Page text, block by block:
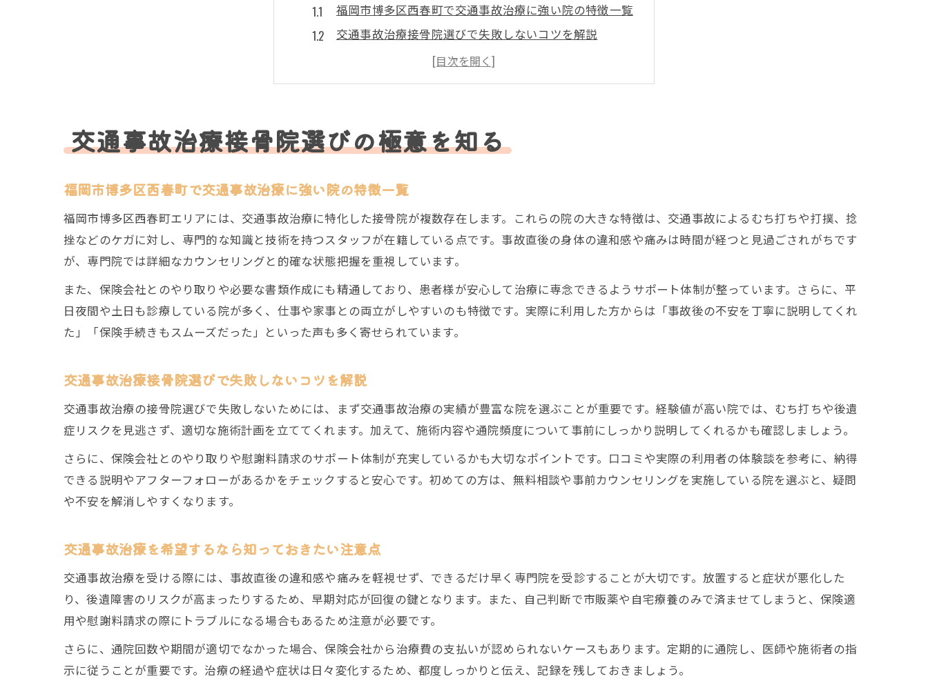
福岡市博多区西春町で交通事故治療に強い院の特徴一覧
交通事故治療接骨院選びで失敗しないコツを解説
交通事故治療を希望するなら知っておきたい注意点
信頼できる交通事故治療の見極め方とは
後遺障害リスクを減らす通院の流れ
交通事故治療で後遺障害を防ぐ通院手順まとめ
通院頻度と後遺障害リスクの関係性を解説
福岡市博多区西春町での理想的な通院スケジュール
交通事故治療の通院管理で損しない方法
交通事故治療費の目安と費用比較早見表
自賠責保険を活用した交通事故治療費節約術
福岡市博多区西春町で治療費を抑えるコツ
むち打ち症対応に強い治療とは何か
むち打ち症なら交通事故治療専門院が安心な理由
むち打ち症改善のための交通事故治療ポイント
交通事故治療で整形外科と接骨院を併用する流れ
整形外科と交通事故治療院の役割の違いとは
医師の許可を得る交通事故治療のポイント
交通事故治療接骨院選びの極意を知る
福岡市博多区西春町で交通事故治療に強い院の特徴一覧
福岡市博多区西春町エリアには、交通事故治療に特化した接骨院が複数存在します。これらの院の大きな特徴は、交通事故によるむち打ちや打撲、捻
挫などのケガに対し、専門的な知識と技術を持つスタッフが在籍している点です。事故直後の身体の違和感や痛みは時間が経つと見過ごされがちです
が、専門院では詳細なカウンセリングと的確な状態把握を重視しています。
また、保険会社とのやり取りや必要な書類作成にも精通しており、患者様が安心して治療に専念できるようサポート体制が整っています。さらに、平
日夜間や土日も診療している院が多く、仕事や家事との両立がしやすいのも特徴です。実際に利用した方からは「事故後の不安を丁寧に説明してくれ
た」「保険手続きもスムーズだった」といった声も多く寄せられています。
交通事故治療接骨院選びで失敗しないコツを解説
交通事故治療の接骨院選びで失敗しないためには、まず交通事故治療の実績が豊富な院を選ぶことが重要です。経験値が高い院では、むち打ちや後遺
症リスクを見逃さず、適切な施術計画を立ててくれます。加えて、施術内容や通院頻度について事前にしっかり説明してくれるかも確認しましょう。
さらに、保険会社とのやり取りや慰謝料請求のサポート体制が充実しているかも大切なポイントです。口コミや実際の利用者の体験談を参考に、納得
できる説明やアフターフォローがあるかをチェックすると安心です。初めての方は、無料相談や事前カウンセリングを実施している院を選ぶと、疑問
や不安を解消しやすくなります。
交通事故治療を希望するなら知っておきたい注意点
交通事故治療を受ける際には、事故直後の違和感や痛みを軽視せず、できるだけ早く専門院を受診することが大切です。放置すると症状が悪化した
り、後遺障害のリスクが高まったりするため、早期対応が回復の鍵となります。また、自己判断で市販薬や自宅療養のみで済ませてしまうと、保険適
用や慰謝料請求の際にトラブルになる場合もあるため注意が必要です。
さらに、通院回数や期間が適切でなかった場合、保険会社から治療費の支払いが認められないケースもあります。定期的に通院し、医師や施術者の指
示に従うことが重要です。治療の経過や症状は日々変化するため、都度しっかりと伝え、記録を残しておきましょう。